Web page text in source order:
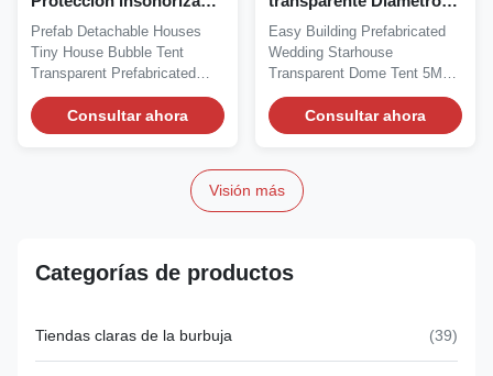
Tenta de burbujas
Tratamiento de agua
Prefab Detachable Houses
Tiny House Bubble Tent
Transparent Prefabricated
Dome Houses Premium...
Consultar ahora
de la corrección del
factor de potencia de la
tienda de bubbles Hotel
Easy Building Prefabricated
Wedding Starhouse
Transparent Dome Tent 5M
Diameter 3.1M Height The...
Consultar ahora
Visión más
Categorías de productos
Tiendas claras de la burbuja (39)